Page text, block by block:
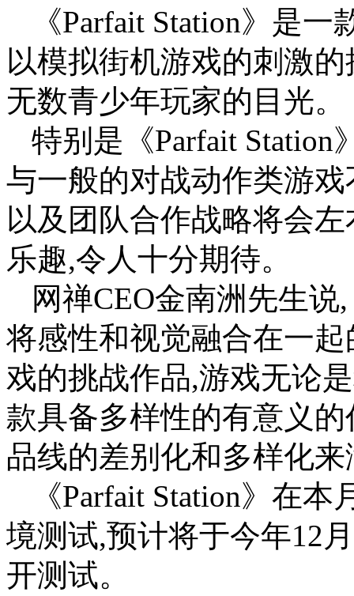
《Parfait Station》是
以模拟街机游戏的刺激
无数青少年玩家的目光。
特别是《Parfait Station
与一般的对战动作类游
以及团队合作战略将会
乐趣,令人十分期待。
网禅CEO金南洲先生说
将感性和视觉融合在一
戏的挑战作品,游戏无论
款具备多样性的有意义
品线的差别化和多样化
《Parfait Station》在
境测试,预计将于今年12
开测试。